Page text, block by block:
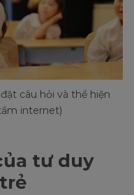
câu hỏi và thể hiện
internet)
tư duy